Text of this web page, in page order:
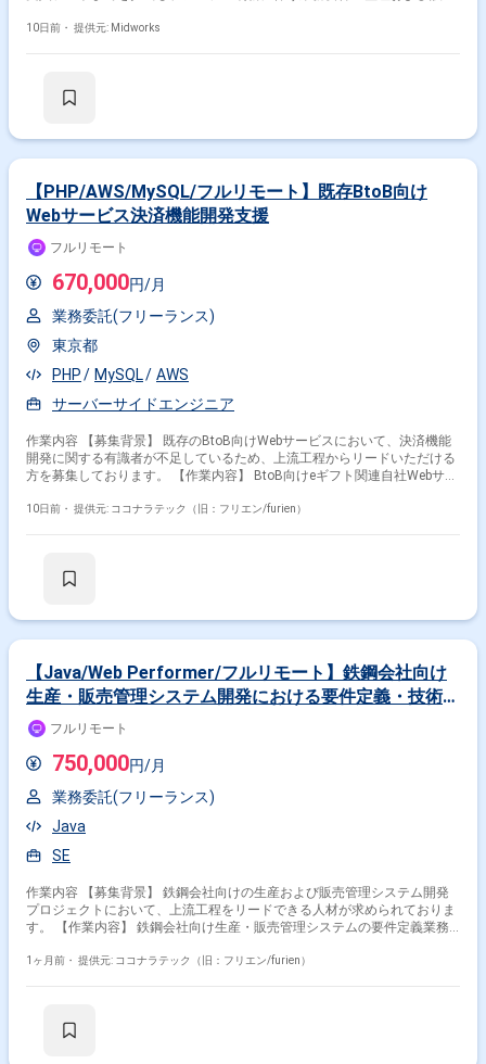
め、設計・レビュー・受入を中心としたポジションとなります。 物流業務
との調整および成果物レビューをご担当いただきます ・受入テストの計
10日前・ 提供元: Midworks
【PHP/AWS/MySQL/フルリモート】既存BtoB向け
Webサービス決済機能開発支援
フルリモート
670,000円/月
業務委託(フリーランス)
東京都
PHP
MySQL
AWS
サーバーサイドエンジニア
作業内容 【募集背景】 既存のBtoB向けWebサービスにおいて、決済機能
開発に関する有識者が不足しているため、上流工程からリードいただける
方を募集しております。 【作業内容】 BtoB向けeギフト関連自社Webサー
ら、要件定義から設計、開発、運用保守まで一貫してご対応いただきま
コミュニケーション力をお持ちの方、AIコーディングなど新しい開発手法
ーが参画している体制の中で、中心メンバーとして活躍していただけま
す。 【開発環境】 PHP, CodeIgniter, AWS, MySQL, Cursor(AI駆動開発)を用
いた環境での開発となります。
10日前・ 提供元: ココナラテック（旧：フリエン/furien）
【Java/Web Performer/フルリモート】鉄鋼会社向け
生産・販売管理システム開発における要件定義・技術選
定 フルリモート
750,000円/月
業務委託(フリーランス)
Java
SE
作業内容 【募集背景】 鉄鋼会社向けの生産および販売管理システム開発
プロジェクトにおいて、上流工程をリードできる人材が求められておりま
す。 【作業内容】 鉄鋼会社向け生産・販売管理システムの要件定義業務
Performer（ローコード）」と「Java（スクラッチ）」の双方を比較・検
術選定のメリット・デメリットを整理したうえで提案ができる方を求めて
1ヶ月前・ 提供元: ココナラテック（旧：フリエン/furien）